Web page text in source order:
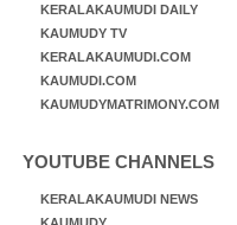
KERALAKAUMUDI DAILY
KAUMUDY TV
KERALAKAUMUDI.COM
KAUMUDI.COM
KAUMUDYMATRIMONY.COM
YOUTUBE CHANNELS
KERALAKAUMUDI NEWS